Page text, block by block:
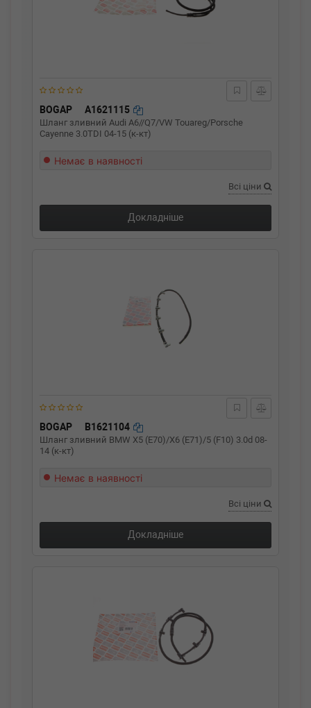
BOGAP A1621115
Шланг зливний Audi A6//Q7/VW Touareg/Porsche
Cayenne 3.0TDI 04-15 (к-кт)
Немає в наявності
Всі ціни
Докладніше
BOGAP B1621104
Шланг зливний BMW X5 (E70)/X6 (E71)/5 (F10) 3.0d 08-
14 (к-кт)
Немає в наявності
Всі ціни
Докладніше